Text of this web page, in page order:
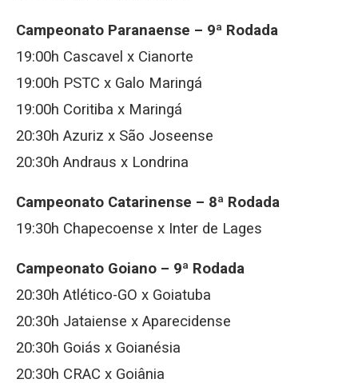
Campeonato Paranaense – 9ª Rodada
19:00h Cascavel x Cianorte
19:00h PSTC x Galo Maringá
19:00h Coritiba x Maringá
20:30h Azuriz x São Joseense
20:30h Andraus x Londrina
Campeonato Catarinense – 8ª Rodada
19:30h Chapecoense x Inter de Lages
Campeonato Goiano – 9ª Rodada
20:30h Atlético-GO x Goiatuba
20:30h Jataiense x Aparecidense
20:30h Goiás x Goianésia
20:30h CRAC x Goiânia